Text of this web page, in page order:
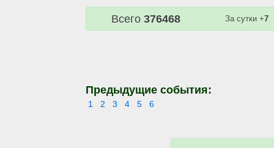
Всего376468 За сутки +7
Предыдущие события:
1 2 3 4 5 6